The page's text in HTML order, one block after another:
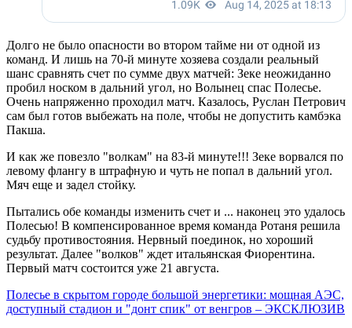
Долго не было опасности во втором тайме ни от одной из
команд. И лишь на 70-й минуте хозяева создали реальный
шанс сравнять счет по сумме двух матчей: Зеке неожиданно
пробил носком в дальний угол, но Волынец спас Полесье.
Очень напряженно проходил матч. Казалось, Руслан Петрович
сам был готов выбежать на поле, чтобы не допустить камбэка
Пакша.
И как же повезло "волкам" на 83-й минуте!!! Зеке ворвался по
левому флангу в штрафную и чуть не попал в дальний угол.
Мяч еще и задел стойку.
Пытались обе команды изменить счет и ... наконец это удалось
Полесью! В компенсированное время команда Ротаня решила
судьбу противостояния. Нервный поединок, но хороший
результат. Далее "волков" ждет итальянская Фиорентина.
Первый матч состоится уже 21 августа.
Полесье в скрытом городе большой энергетики: мощная АЭС,
доступный стадион и "донт спик" от венгров – ЭКСКЛЮЗИВ